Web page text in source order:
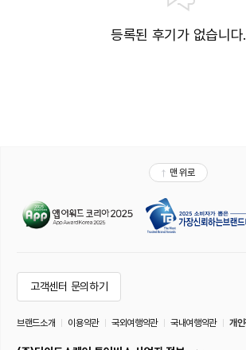
등록된 후기가 없습니다.